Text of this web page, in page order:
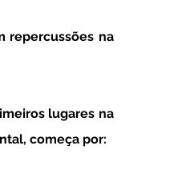
começa por: